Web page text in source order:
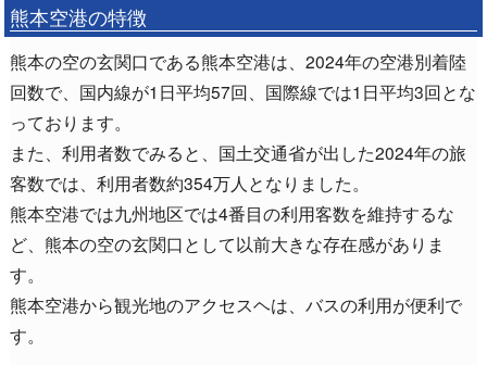
熊本空港の特徴
熊本の空の玄関口である熊本空港は、2024年の空港別着陸
回数で、国内線が1日平均57回、国際線では1日平均3回とな
っております。
また、利用者数でみると、国土交通省が出した2024年の旅
客数では、利用者数約354万人となりました。
熊本空港では九州地区では4番目の利用客数を維持するな
ど、熊本の空の玄関口として以前大きな存在感がありま
す。
熊本空港から観光地のアクセスヘは、バスの利用が便利で
す。